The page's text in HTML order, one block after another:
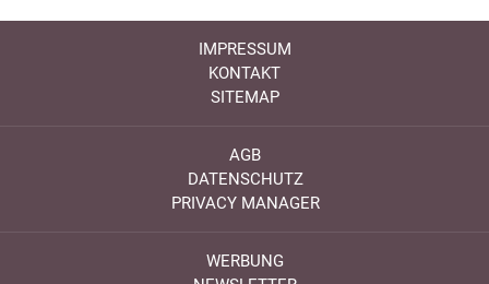
IMPRESSUM
KONTAKT
SITEMAP
AGB
DATENSCHUTZ
PRIVACY MANAGER
WERBUNG